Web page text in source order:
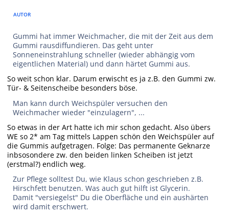
AUTOR
Gummi hat immer Weichmacher, die mit der Zeit aus dem
Gummi rausdiffundieren. Das geht unter
Sonneneinstrahlung schneller (wieder abhängig vom
eigentlichen Material) und dann härtet Gummi aus.
So weit schon klar. Darum erwischt es ja z.B. den Gummi zw.
Tür- & Seitenscheibe besonders böse.
Man kann durch Weichspüler versuchen den
Weichmacher wieder "einzulagern", ...
So etwas in der Art hatte ich mir schon gedacht. Also übers
WE so 2* am Tag mittels Lappen schön den Weichspüler auf
die Gummis aufgetragen. Folge: Das permanente Geknarze
inbsosondere zw. den beiden linken Scheiben ist jetzt
(erstmal?) endlich weg.
Zur Pflege solltest Du, wie Klaus schon geschrieben z.B.
Hirschfett benutzen. Was auch gut hilft ist Glycerin.
Damit "versiegelst" Du die Oberfläche und ein aushärten
wird damit erschwert.